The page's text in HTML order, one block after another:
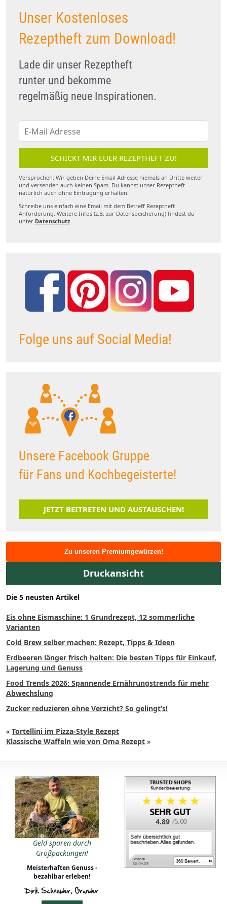
Unser Kostenloses
Rezeptheft zum Download!
Lade dir unser Rezeptheft
runter und bekomme
regelmäßig neue Inspirationen.
SCHICKT MIR EUER REZEPTHEFT ZU!
Versprochen: Wir geben Deine Email Adresse niemals an Dritte weiter
und versenden auch keinen Spam. Du kannst unser Rezeptheft
natürlich auch ohne Eintragung erhalten.
Schreibe uns einfach eine Email mit dem Betreff Rezeptheft
Anforderung. Weitere Infos (z.B. zur Datenspeicherung) findest du
unter Datenschutz
Folge uns auf Social Media!
Unsere Facebook Gruppe
für Fans und Kochbegeisterte!
JETZT BEITRETEN UND AUSTAUSCHEN!
Zu unseren Premiumgewürzen!
Druckansicht
Die 5 neusten Artikel
Eis ohne Eismaschine: 1 Grundrezept, 12 sommerliche
Varianten
Cold Brew selber machen: Rezept, Tipps & Ideen
Erdbeeren länger frisch halten: Die besten Tipps für Einkauf,
Lagerung und Genuss
Food Trends 2026: Spannende Ernährungstrends für mehr
Abwechslung
Zucker reduzieren ohne Verzicht? So gelingt’s!
« Tortellini im Pizza-Style Rezept
Klassische Waffeln wie von Oma Rezept »
Geld sparen durch
Großpackungen!
Meisterhaften Genuss -
bezahlbar erleben!
Dirk Schneider, Gründer
4.89